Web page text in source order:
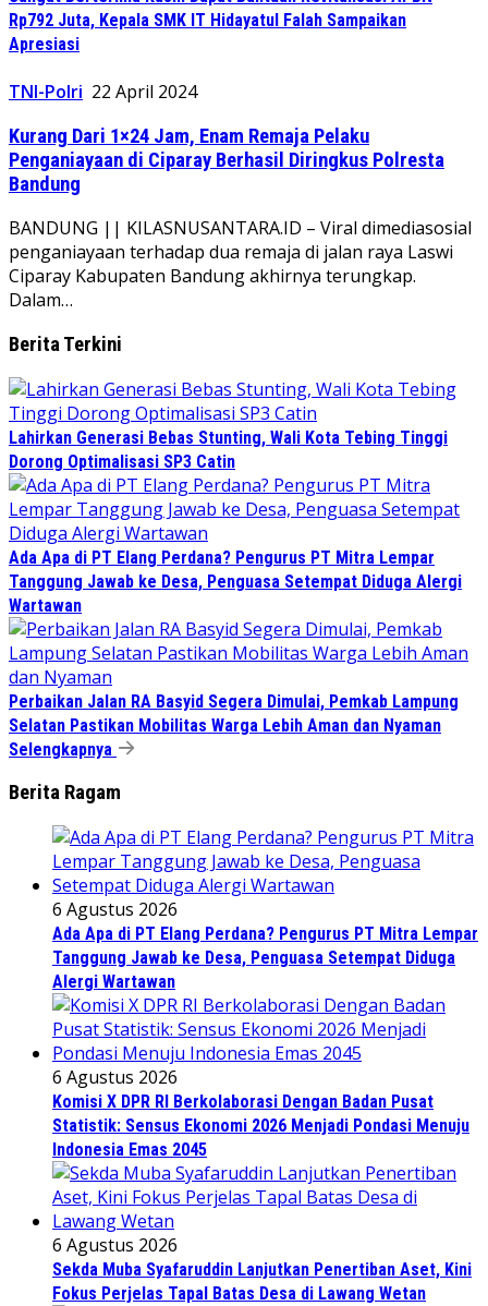
Rp792 Juta, Kepala SMK IT Hidayatul Falah Sampaikan
Apresiasi
TNI-Polri 22 April 2024
Kurang Dari 1×24 Jam, Enam Remaja Pelaku
Penganiayaan di Ciparay Berhasil Diringkus Polresta
Bandung
BANDUNG || KILASNUSANTARA.ID – Viral dimediasosial
penganiayaan terhadap dua remaja di jalan raya Laswi
Ciparay Kabupaten Bandung akhirnya terungkap.
Dalam…
Berita Terkini
Lahirkan Generasi Bebas Stunting, Wali Kota Tebing Tinggi
Dorong Optimalisasi SP3 Catin
Ada Apa di PT Elang Perdana? Pengurus PT Mitra Lempar
Tanggung Jawab ke Desa, Penguasa Setempat Diduga Alergi
Wartawan
Perbaikan Jalan RA Basyid Segera Dimulai, Pemkab Lampung
Selatan Pastikan Mobilitas Warga Lebih Aman dan Nyaman
Selengkapnya
Berita Ragam
6 Agustus 2026
Ada Apa di PT Elang Perdana? Pengurus PT Mitra Lempar
Tanggung Jawab ke Desa, Penguasa Setempat Diduga
Alergi Wartawan
6 Agustus 2026
Komisi X DPR RI Berkolaborasi Dengan Badan Pusat
Statistik: Sensus Ekonomi 2026 Menjadi Pondasi Menuju
Indonesia Emas 2045
6 Agustus 2026
Sekda Muba Syafaruddin Lanjutkan Penertiban Aset, Kini
Fokus Perjelas Tapal Batas Desa di Lawang Wetan